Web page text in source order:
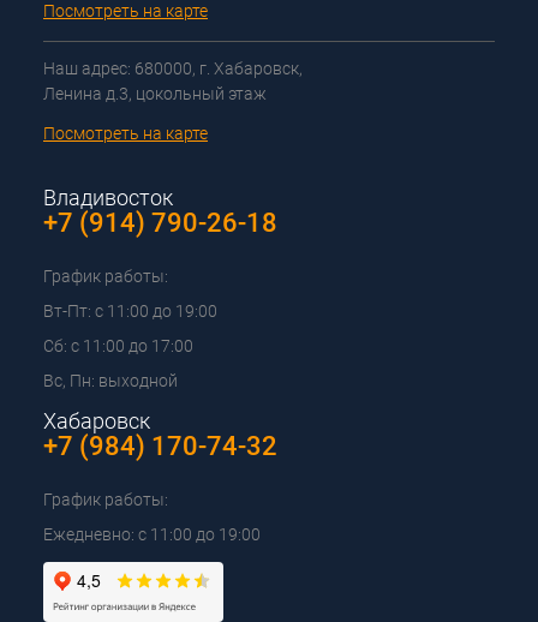
Посмотреть на карте
Наш адрес: 680000, г. Хабаровск,
Ленина д.3, цокольный этаж
Посмотреть на карте
Владивосток
+7 (914) 790-26-18
График работы:
Вт-Пт: с 11:00 до 19:00
Сб: с 11:00 до 17:00
Вс, Пн: выходной
Хабаровск
+7 (984) 170-74-32
График работы:
Ежедневно: с 11:00 до 19:00